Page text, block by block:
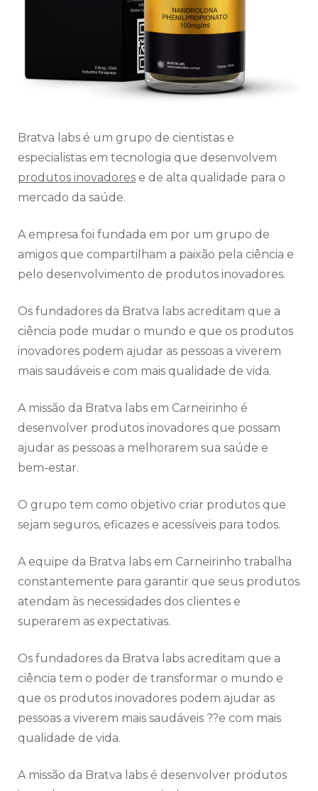
Bratva labs é um grupo de cientistas e
especialistas em tecnologia que desenvolvem
produtos inovadores e de alta qualidade para o
mercado da saúde.
A empresa foi fundada em por um grupo de
amigos que compartilham a paixão pela ciência e
pelo desenvolvimento de produtos inovadores.
Os fundadores da Bratva labs acreditam que a
ciência pode mudar o mundo e que os produtos
inovadores podem ajudar as pessoas a viverem
mais saudáveis e com mais qualidade de vida.
A missão da Bratva labs em Carneirinho é
desenvolver produtos inovadores que possam
ajudar as pessoas a melhorarem sua saúde e
bem-estar.
O grupo tem como objetivo criar produtos que
sejam seguros, eficazes e acessíveis para todos.
A equipe da Bratva labs em Carneirinho trabalha
constantemente para garantir que seus produtos
atendam às necessidades dos clientes e
superarem as expectativas.
Os fundadores da Bratva labs acreditam que a
ciência tem o poder de transformar o mundo e
que os produtos inovadores podem ajudar as
pessoas a viverem mais saudáveis ??e com mais
qualidade de vida.
A missão da Bratva labs é desenvolver produtos